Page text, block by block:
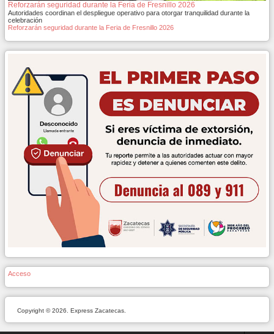
Reforzarán seguridad durante la Feria de Fresnillo 2026
Autoridades coordinan el despliegue operativo para otorgar tranquilidad durante la
celebración
Reforzarán seguridad durante la Feria de Fresnillo 2026
Acceso
Copyright © 2026. Express Zacatecas.